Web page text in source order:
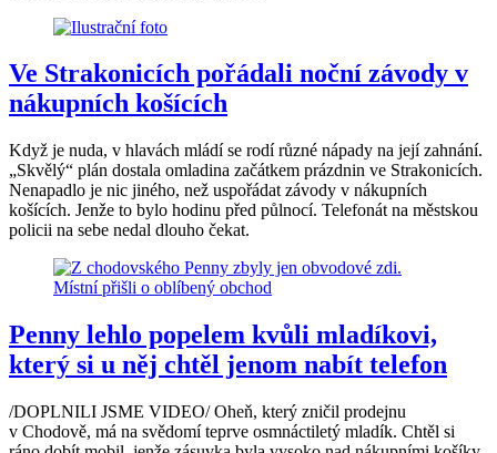
Ve Strakonicích pořádali noční závody v
nákupních košících
Když je nuda, v hlavách mládí se rodí různé nápady na její zahnání.
„Skvělý“ plán dostala omladina začátkem prázdnin ve Strakonicích.
Nenapadlo je nic jiného, než uspořádat závody v nákupních
košících. Jenže to bylo hodinu před půlnocí. Telefonát na městskou
policii na sebe nedal dlouho čekat.
Penny lehlo popelem kvůli mladíkovi,
který si u něj chtěl jenom nabít telefon
/DOPLNILI JSME VIDEO/ Oheň, který zničil prodejnu
v Chodově, má na svědomí teprve osmnáctiletý mladík. Chtěl si